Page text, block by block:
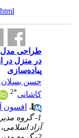
طراحی مدل
در منزل در
پیاده‌سازی
حسن بسلان
کاشانی
2
،افسون
1- گروه
آزاد اسلامی،